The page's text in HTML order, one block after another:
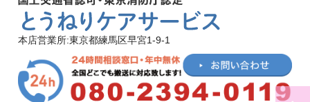
本店営業所:東京都練馬区早宮1-9-1